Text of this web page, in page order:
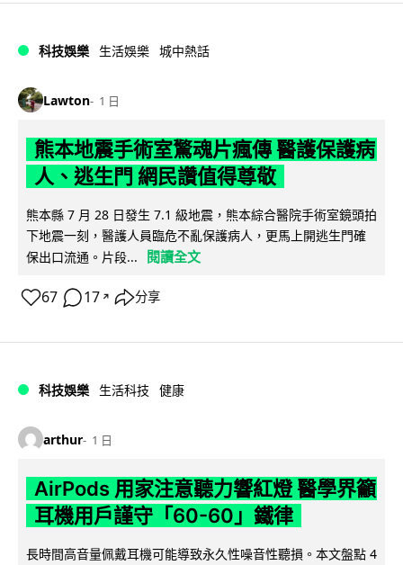
科技娛樂 生活娛樂 城中熱話
Lawton 1 日
熊本地震手術室驚魂片瘋傳 醫護保護病
人、逃生門 網民讚值得尊敬
熊本縣 7 月 28 日發生 7.1 級地震，熊本綜合醫院手術室鏡頭拍
下地震一刻，醫護人員臨危不亂保護病人，更馬上開逃生門確
保出口流通。片段...
閱讀全文
67 17 ↗ 分享
科技娛樂 生活科技 健康
arthur 1 日
AirPods 用家注意聽力響紅燈 醫學界籲
耳機用戶謹守「60-60」鐵律
長時間高音量佩戴耳機可能導致永久性噪音性聽損。本文盤點 4